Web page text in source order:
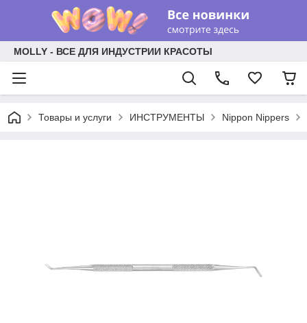
MOLLY - ВСЕ ДЛЯ ИНДУСТРИИ КРАСОТЫ
Товары и услуги ИНСТРУМЕНТЫ Nippon Nippers